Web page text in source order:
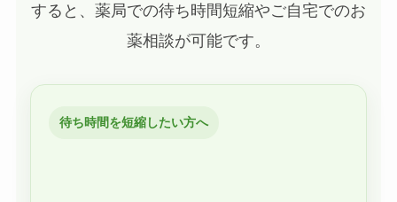
すると、薬局での待ち時間短縮やご自宅でのお
薬相談が可能です。
待ち時間を短縮したい方へ